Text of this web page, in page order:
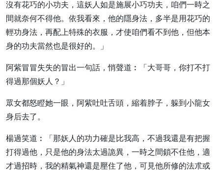
沒有花巧的小功夫，這妖人如是施展小巧功夫，咱們一時之
間就奈何不得他。依我看來，他的隱身法，多半是用花巧的
輕功身法，再配上特殊的衣服，才使咱們看不到他，但他本
身的功夫當然也是很好的。」
阿紫冒冒失失的冒出一句話，悄聲道︰「大哥哥，你打不打
得過那個妖人？」
眾女都怒瞪她一眼，阿紫吐吐舌頭，縮着脖子，躲到小龍女
身后去了。
楊過笑道︰「那妖人的功力確是比我高，不過我還是有把握
打得過他，只是他的身法太過詭異，一時之間鎖不住他，適
才過招時，我的精氣神還是壓住了他，可見他所修的法朮或